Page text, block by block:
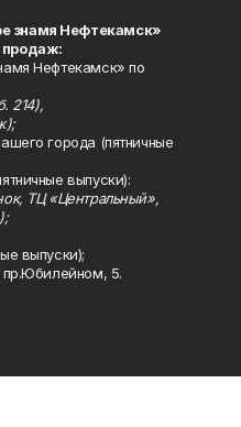
знамя Нефтекамск»
продаж:
Нефтекамск» по
214),
города (пятничные
выпуски):
ТЦ «Центральный»,
выпуски);
пр.Юбилейном, 5.